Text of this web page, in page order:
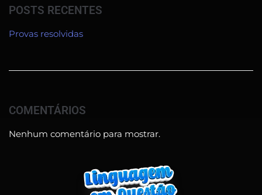
POSTS RECENTES
Provas resolvidas
COMENTÁRIOS
Nenhum comentário para mostrar.